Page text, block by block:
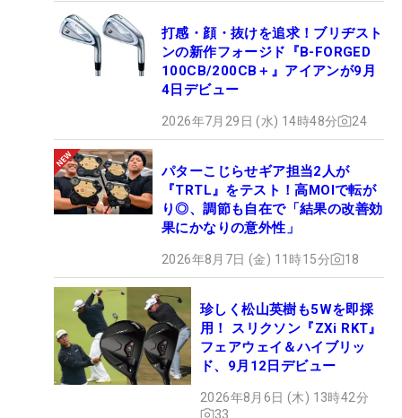
打感・顔・抜けを追求！ブリヂスト
ンの新作フォージド『B-FORGED
100CB/200CB＋』アイアンが9月
4日デビュー
2026年7月29日 (水) 14時48分 24
パターこじらせギア担当2人が
『TRTL』をテスト！高MOIで転が
り◎、調節も自在で「結果の改善効
果にかなりの意外性」
2026年8月7日 (金) 11時15分 18
珍しく松山英樹も5Wを即採
用！ スリクソン『ZXi RKT』
フェアウェイ＆ハイブリッ
ド、9月12日デビュー
2026年8月6日 (木) 13時42分
33